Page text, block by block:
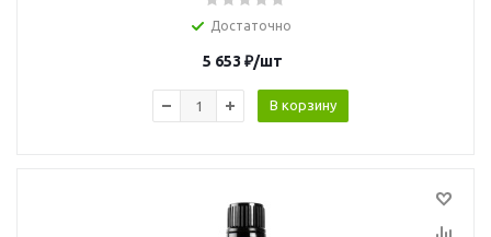
Достаточно
5 653 ₽/шт
В корзину